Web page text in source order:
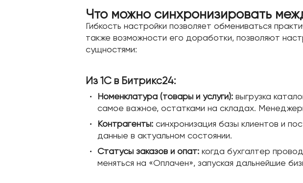
Что можно синхронизировать
Гибкость настройки позволяет обмениваться
также возможности его доработки, позволяют
сущностями:
Из 1С в Битрикс24:
Номенклатура (товары и услуги):выгрузка
самое важное, остатками на складах.
Контрагенты:синхронизация базы клиентов и
данные в актуальном состоянии.
Статусы заказов и опат:когда бухгалтер
меняться на «Оплачен», запуская дальнейшие